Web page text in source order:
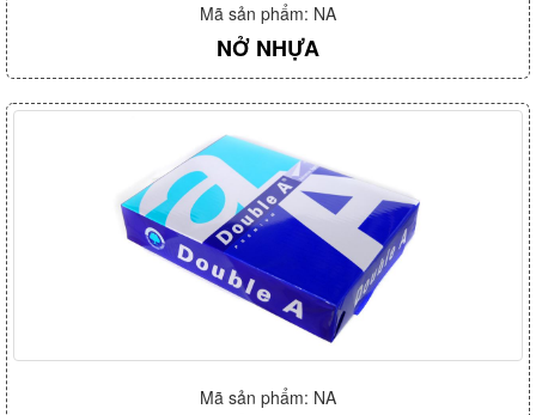
Mã sản phẩm: NA
NỞ NHỰA
Mã sản phẩm: NA